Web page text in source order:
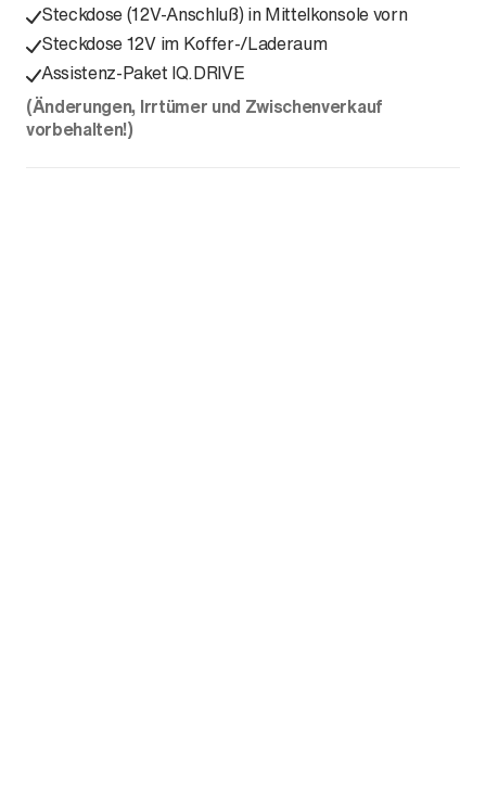
Steckdose (12V-Anschluß) in Mittelkonsole vorn
Steckdose 12V im Koffer-/Laderaum
Assistenz-Paket IQ.DRIVE
(Änderungen, Irrtümer und Zwischenverkauf
vorbehalten!)